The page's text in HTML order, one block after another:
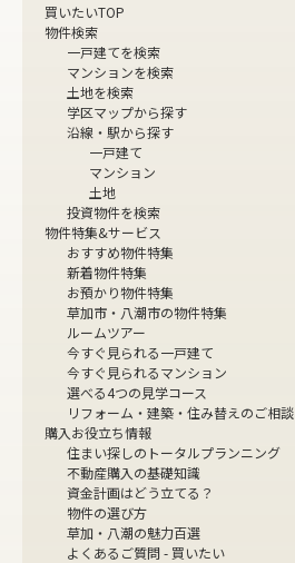
買いたいTOP
物件検索
一戸建てを検索
マンションを検索
土地を検索
学区マップから探す
沿線・駅から探す
一戸建て
マンション
土地
投資物件を検索
物件特集&サービス
おすすめ物件特集
新着物件特集
お預かり物件特集
草加市・八潮市の物件特集
ルームツアー
今すぐ見られる一戸建て
今すぐ見られるマンション
選べる4つの見学コース
リフォーム・建築・住み替えのご相談
購入お役立ち情報
住まい探しのトータルプランニング
不動産購入の基礎知識
資金計画はどう立てる？
物件の選び方
草加・八潮の魅力百選
よくあるご質問 - 買いたい